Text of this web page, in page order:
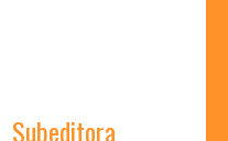
Subeditora